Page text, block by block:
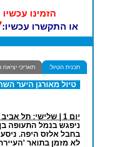
הזמינו עכשיו
או התקשרו עכשיו:
תכנית הטיול: תאריכי יציאה
טיול מאורגן היער השחור ועמק
יום 1 | שלישי: תל אביב – באזל – חבל אלזס
ניפגש בנמל התעופה